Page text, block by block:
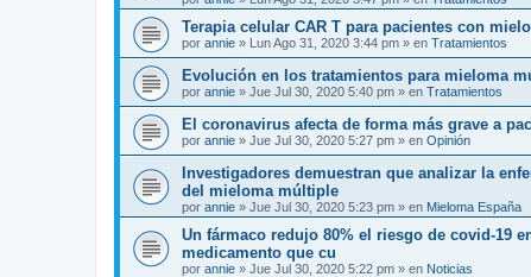
Terapia celular CAR T para pacientes con
por annie » Lun Ago 31, 2020 3:44 pm » en Tratamientos
Evolución en los tratamientos para mieloma
por annie » Jue Jul 30, 2020 5:40 pm » en Tratamientos
El coronavirus afecta de forma más grave a
por annie » Jue Jul 30, 2020 5:27 pm » en Opinión
Investigadores demuestran que analizar la
del mieloma múltiple
por annie » Jue Jul 30, 2020 5:23 pm » en Mieloma España
Un fármaco redujo 80% el riesgo de covid-19
medicamento que cu
por annie » Jue Jul 30, 2020 5:22 pm » en Noticias